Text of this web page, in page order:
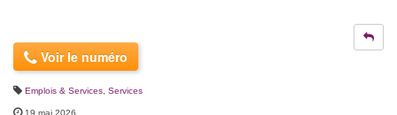
Voir le numéro
Emplois & Services Services
19 mai 2026